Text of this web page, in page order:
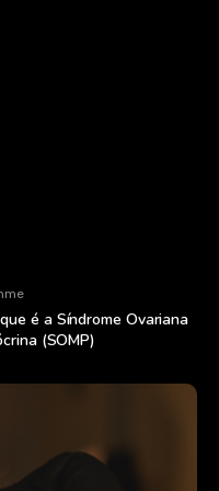
é a Síndrome Ovariana
(SOMP)